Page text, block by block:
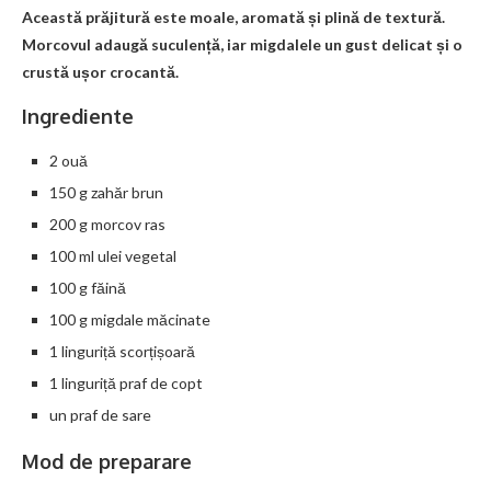
Această prăjitură este moale, aromată și plină de textură.
Morcovul adaugă suculență, iar migdalele un gust delicat și o
crustă ușor crocantă.
Ingrediente
2 ouă
150 g zahăr brun
200 g morcov ras
100 ml ulei vegetal
100 g făină
100 g migdale măcinate
1 linguriță scorțișoară
1 linguriță praf de copt
un praf de sare
Mod de preparare